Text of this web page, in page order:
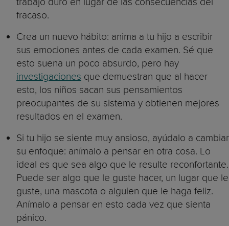
fracaso.
Crea un nuevo hábito: anima a tu hijo a escribir
sus emociones antes de cada examen. Sé que
esto suena un poco absurdo, pero hay
investigaciones que demuestran que al hacer
esto, los niños sacan sus pensamientos
preocupantes de su sistema y obtienen mejores
resultados en el examen.
Si tu hijo se siente muy ansioso, ayúdalo a cambiar
su enfoque: anímalo a pensar en otra cosa. Lo
ideal es que sea algo que le resulte reconfortante.
Puede ser algo que le guste hacer, un lugar que le
guste, una mascota o alguien que le haga feliz.
Anímalo a pensar en esto cada vez que sienta
pánico.